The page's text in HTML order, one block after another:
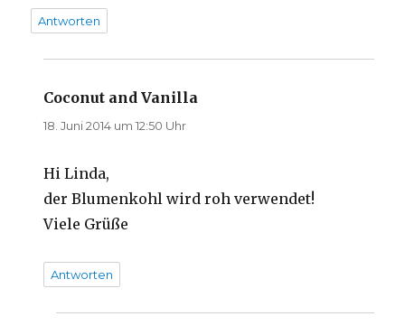
Antworten
Coconut and Vanilla
18. Juni 2014 um 12:50 Uhr
Hi Linda,
der Blumenkohl wird roh verwendet!
Viele Grüße
Antworten